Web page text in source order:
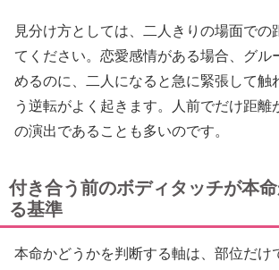
見分け方としては、二人きりの場面での
てください。恋愛感情がある場合、グル
めるのに、二人になると急に緊張して触
う逆転がよく起きます。人前でだけ距離
の演出であることも多いのです。
付き合う前のボディタッチが本
る基準
本命かどうかを判断する軸は、部位だけ